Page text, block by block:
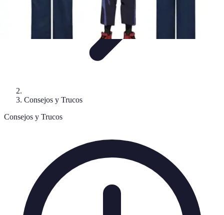
Consejos y Trucos
Consejos y Trucos